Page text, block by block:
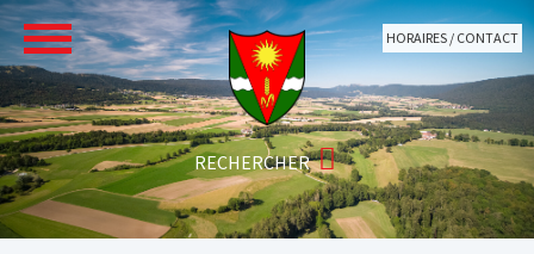
Aller au contenu principal
HORAIRES / CONTACT